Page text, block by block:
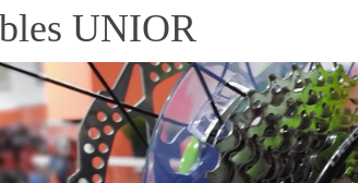
UNIOR